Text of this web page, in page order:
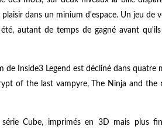
dans un minium d'espace. Un jeu de
autant de temps de gagné avant
de Inside3 Legend est décliné dans
of the last vampyre, The Ninja and
série Cube, imprimés en 3D mais plus